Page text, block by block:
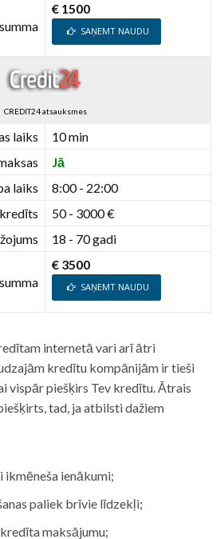
€ 1500
SAŅEMT NAUDU
CREDIT24 atsauksmes
laiks
10 min
Jā
laiks
8:00 - 22:00
50 - 3000 €
18 - 70 gadi
€ 3500
SAŅEMT NAUDU
internetā vari arī ātri
kredītu kompānijām ir tieši
vispār piešķirs Tev kredītu. Ātrais
tad, ja atbilsti dažiem
ienākumi;
paliek brīvie līdzekļi;
maksājumu;